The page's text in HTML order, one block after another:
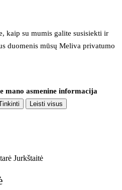
kaip su mumis galite susisiekti ir
duomenis mūsų Meliva privatumo
mano asmenine informacija
Leisti visus
Jurkštaitė